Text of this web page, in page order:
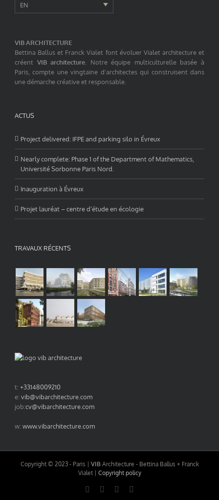
EN
VIB ARCHITECTURE
Bettina Ballus et Franck Vialet font évoluer Vialet architecture et
créent VIB architecture . Notre équipe multiculturelle basée à
Paris, compte une vingtaine d'architectes qui construisent dans
une démarche créative et responsable.
ACTUS
Project delivered: IFPE and parking silo in Évreux
Nearly complete: Phase 1 of the Department of Mathematics,
Université Sorbonne Paris Nord.
Inauguration à Évreux
Projet lauréat – centre d’étude en écologie
TRAVAUX RÉCENTS
t: +33148009210
e: vib@vibarchitecture.com
job:cv@vibarchitecture.com
w: www.vibarchitecture.com
Copyright © 2023 - Paris | VIB Architecture - Bettina Ballus + Franck
Vialet | Copyright policy
LinkedInInstagramFacebook